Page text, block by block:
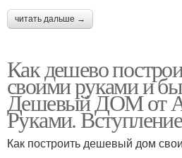
читать дальше →
Как дешево
своими руками и
Дешевый ДОМ от
Руками. Вступление
Как построить дешевый дом